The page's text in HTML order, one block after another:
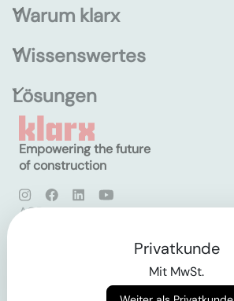
Warum klarx
Wissenswertes
Lösungen
Empowering the future
of construction
AGB
Privatkunde
Mit MwSt.